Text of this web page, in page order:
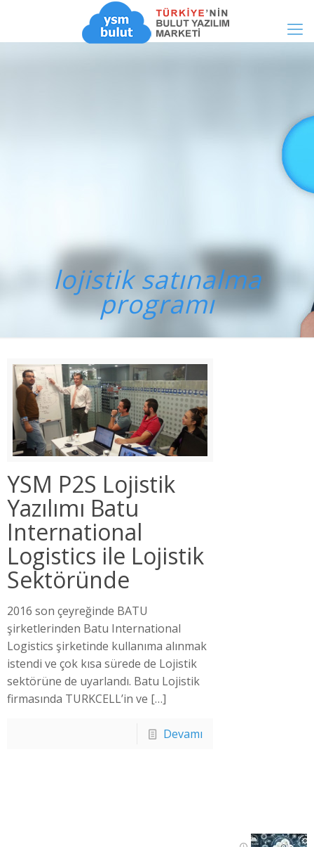
lojistik satınalma
programı
YSM P2S Lojistik
Yazılımı Batu
International
Logistics ile Lojistik
Sektöründe
2016 son çeyreğinde BATU
şirketlerinden Batu International
Logistics şirketinde kullanıma alınmak
istendi ve çok kısa sürede de Lojistik
sektörüne de uyarlandı. Batu Lojistik
firmasında TURKCELL’in ve […]
Devamı